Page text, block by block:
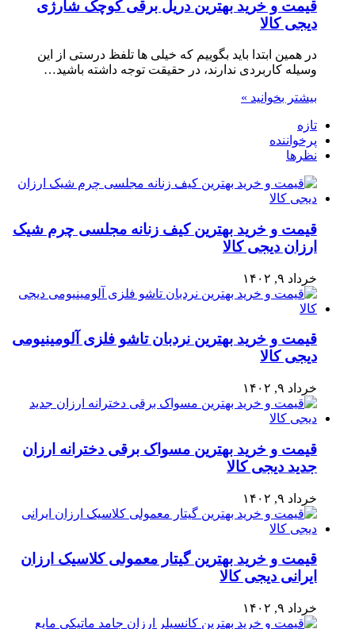
قیمت و خرید بهترین دریل برقی کوچک شارژی
دیجی کالا
در همین ابتدا باید بگوییم که خیلی ها تلفظ درستی از این
وسیله کاربردی ندارند، در حقیقت توجه داشته باشید…
بیشتر بخوانید »
تازه
پرخواننده
نظرها
قیمت و خرید بهترین کیف زنانه مجلسی چرم شیک
ارزان دیجی کالا
خرداد ۹, ۱۴۰۲
قیمت و خرید بهترین نردبان تاشو فلزی آلومینیومی
دیجی کالا
خرداد ۹, ۱۴۰۲
قیمت و خرید بهترین مسواک برقی دخترانه ارزان
جدید دیجی کالا
خرداد ۹, ۱۴۰۲
قیمت و خرید بهترین گیتار معمولی کلاسیک ارزان
ایرانی دیجی کالا
خرداد ۹, ۱۴۰۲